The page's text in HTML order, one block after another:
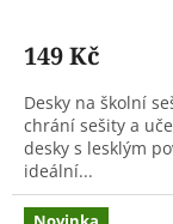
149 Kč
Desky na školní
chrání sešity a
desky s lesklým
ideální...